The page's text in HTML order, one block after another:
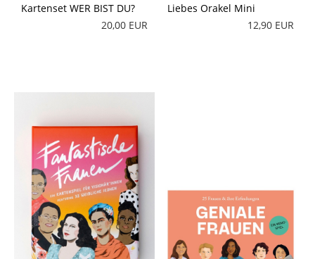
Kartenset WER BIST DU?
20,00 EUR
Liebes Orakel Mini
12,90 EUR